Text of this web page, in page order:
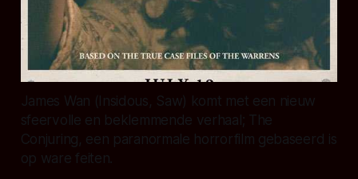
James Wan (Insidous, Saw) komt met een nieuw
sfeervolle en beklemmende verhaal; The
Conjuring, een paranormale horrorfilm gebaseerd is
op ware feiten.